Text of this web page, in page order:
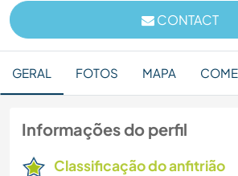
CONTACT
GERAL FOTOS MAPA
Informações do perfil
Classificação do anfitrião